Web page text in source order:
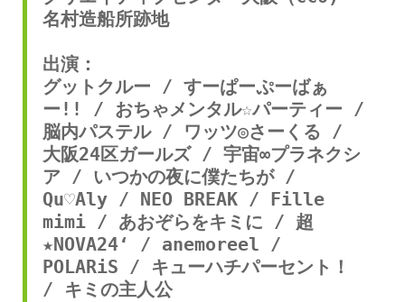
名村造船所跡地
出演：
グットクルー / すーぱーぷーばぁ
ー!! / おちゃメンタル☆パーティー /
脳内パステル / ワッツ◎さーくる /
大阪24区ガールズ / 宇宙∞プラネクシ
ア / いつかの夜に僕たちが /
Qu♡Aly / NEO BREAK / Fille
mimi / あおぞらをキミに / 超
★NOVA24‘ / anemoreel /
POLARiS / キューハチパーセント！
/ キミの主人公